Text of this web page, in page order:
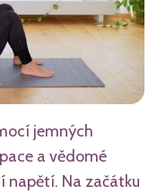
jemných
a vědomé
napětí. Na začátku